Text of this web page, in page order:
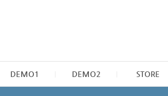
DEMO1 DEMO2 STORE